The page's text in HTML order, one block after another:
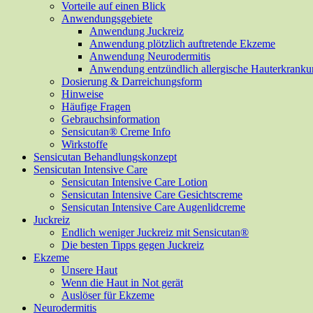
Vorteile auf einen Blick
Anwendungsgebiete
Anwendung Juckreiz
Anwendung plötzlich auftretende Ekzeme
Anwendung Neurodermitis
Anwendung entzündlich allergische
Dosierung & Darreichungsform
Hinweise
Häufige Fragen
Gebrauchsinformation
Sensicutan® Creme Info
Wirkstoffe
Sensicutan Behandlungskonzept
Sensicutan Intensive Care
Sensicutan Intensive Care Lotion
Sensicutan Intensive Care Gesichtscreme
Sensicutan Intensive Care Augenlidcreme
Juckreiz
Endlich weniger Juckreiz mit Sensicutan®
Die besten Tipps gegen Juckreiz
Ekzeme
Unsere Haut
Wenn die Haut in Not gerät
Auslöser für Ekzeme
Neurodermitis